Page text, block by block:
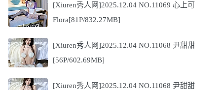
[Xiuren秀人网]2025.12.04 NO.11069 心上可
Flora[81P/832.27MB]
[Xiuren秀人网]2025.12.04 NO.11068 尹甜甜
[56P/602.69MB]
[Xiuren秀人网]2025.12.04 NO.11068 尹甜甜